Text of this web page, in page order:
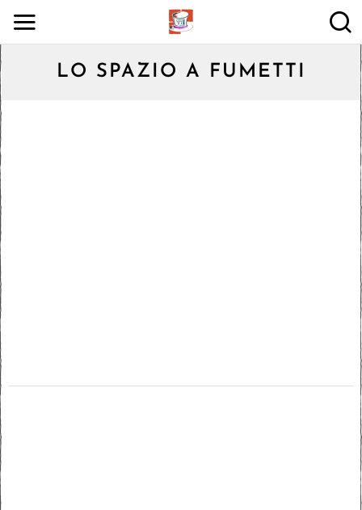
LO SPAZIO A FUMETTI